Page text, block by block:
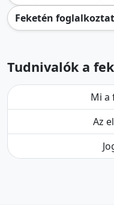
Feketén
Tudnivalók a
Mi a
Az